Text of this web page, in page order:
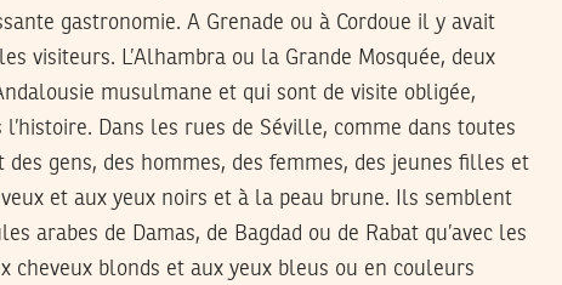
gastronomie. A Grenade ou à Cordoue il y avait
visiteurs. L’Alhambra ou la Grande Mosquée, deux
musulmane et qui sont de visite obligée,
Dans les rues de Séville, comme dans toutes
gens, des hommes, des femmes, des jeunes filles et
et aux yeux noirs et à la peau brune. Ils semblent
arabes de Damas, de Bagdad ou de Rabat qu’avec les
cheveux blonds et aux yeux bleus ou en couleurs